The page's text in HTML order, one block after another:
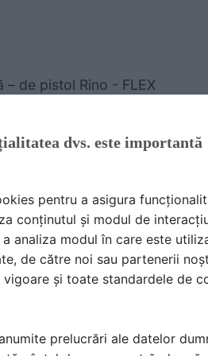
– de pistol Rino - FLEX
la foc – pentru pistol Rino -
dvs. este importantă
pentru a asigura
conținutul și modul de
analiza modul în care este
de către noi sau partenerii
și toate standardele de
prelucrări ale datelor